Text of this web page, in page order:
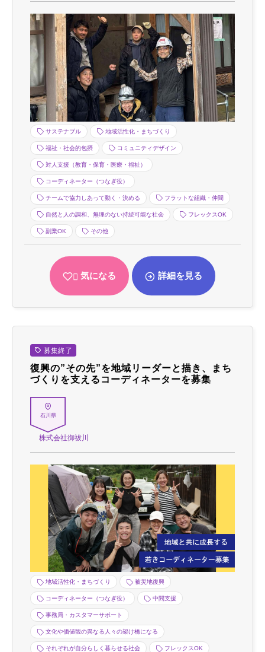
サステナブル 地域活性化・まちづくり
福祉・社会的包摂 コミュニティデザイン
対人支援（教育・保育・医療・福祉）
コーディネーター（つなぎ役）
チームで協力しあって動く・決める フラットな組織・仲間
自然と人の調和、無理のない持続可能な社会 フレックスOK
副業OK その他
気になる 詳細を見る
募集終了
復興の”その先”を地域リーダーと描き、まち
づくりを支えるコーディネーターを募集
石川県
株式会社御祓川
地域活性化・まちづくり 被災地復興
コーディネーター（つなぎ役） 中間支援
事務局・カスタマーサポート
文化や価値観の異なる人々の架け橋になる
それぞれが自分らしく暮らせる社会 フレックスOK